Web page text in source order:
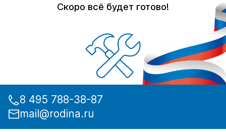
Скоро всё будет готово!
8 495 788-38-87
mail@rodina.ru